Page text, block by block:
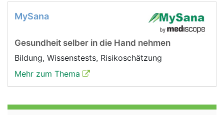
MySana
Gesundheit selber in die Hand nehmen
Bildung, Wissenstests, Risikoschätzung
Mehr zum Thema